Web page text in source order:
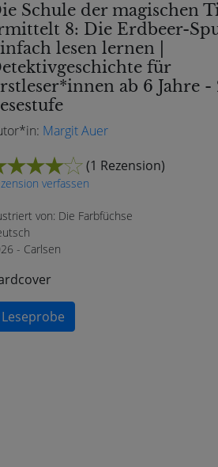
Schule der magischen
8: Die Erdbeer-
lesen lernen |
für
ab 6 Jahre -
Margit Auer
(1 Rezension)
verfassen
von: Die Farbfüchse
- Carlsen
Leseprobe